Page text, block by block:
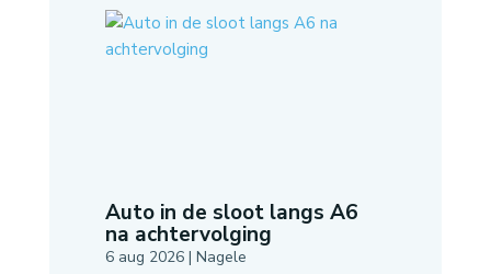
Auto in de sloot langs A6
na achtervolging
6 aug 2026| Nagele